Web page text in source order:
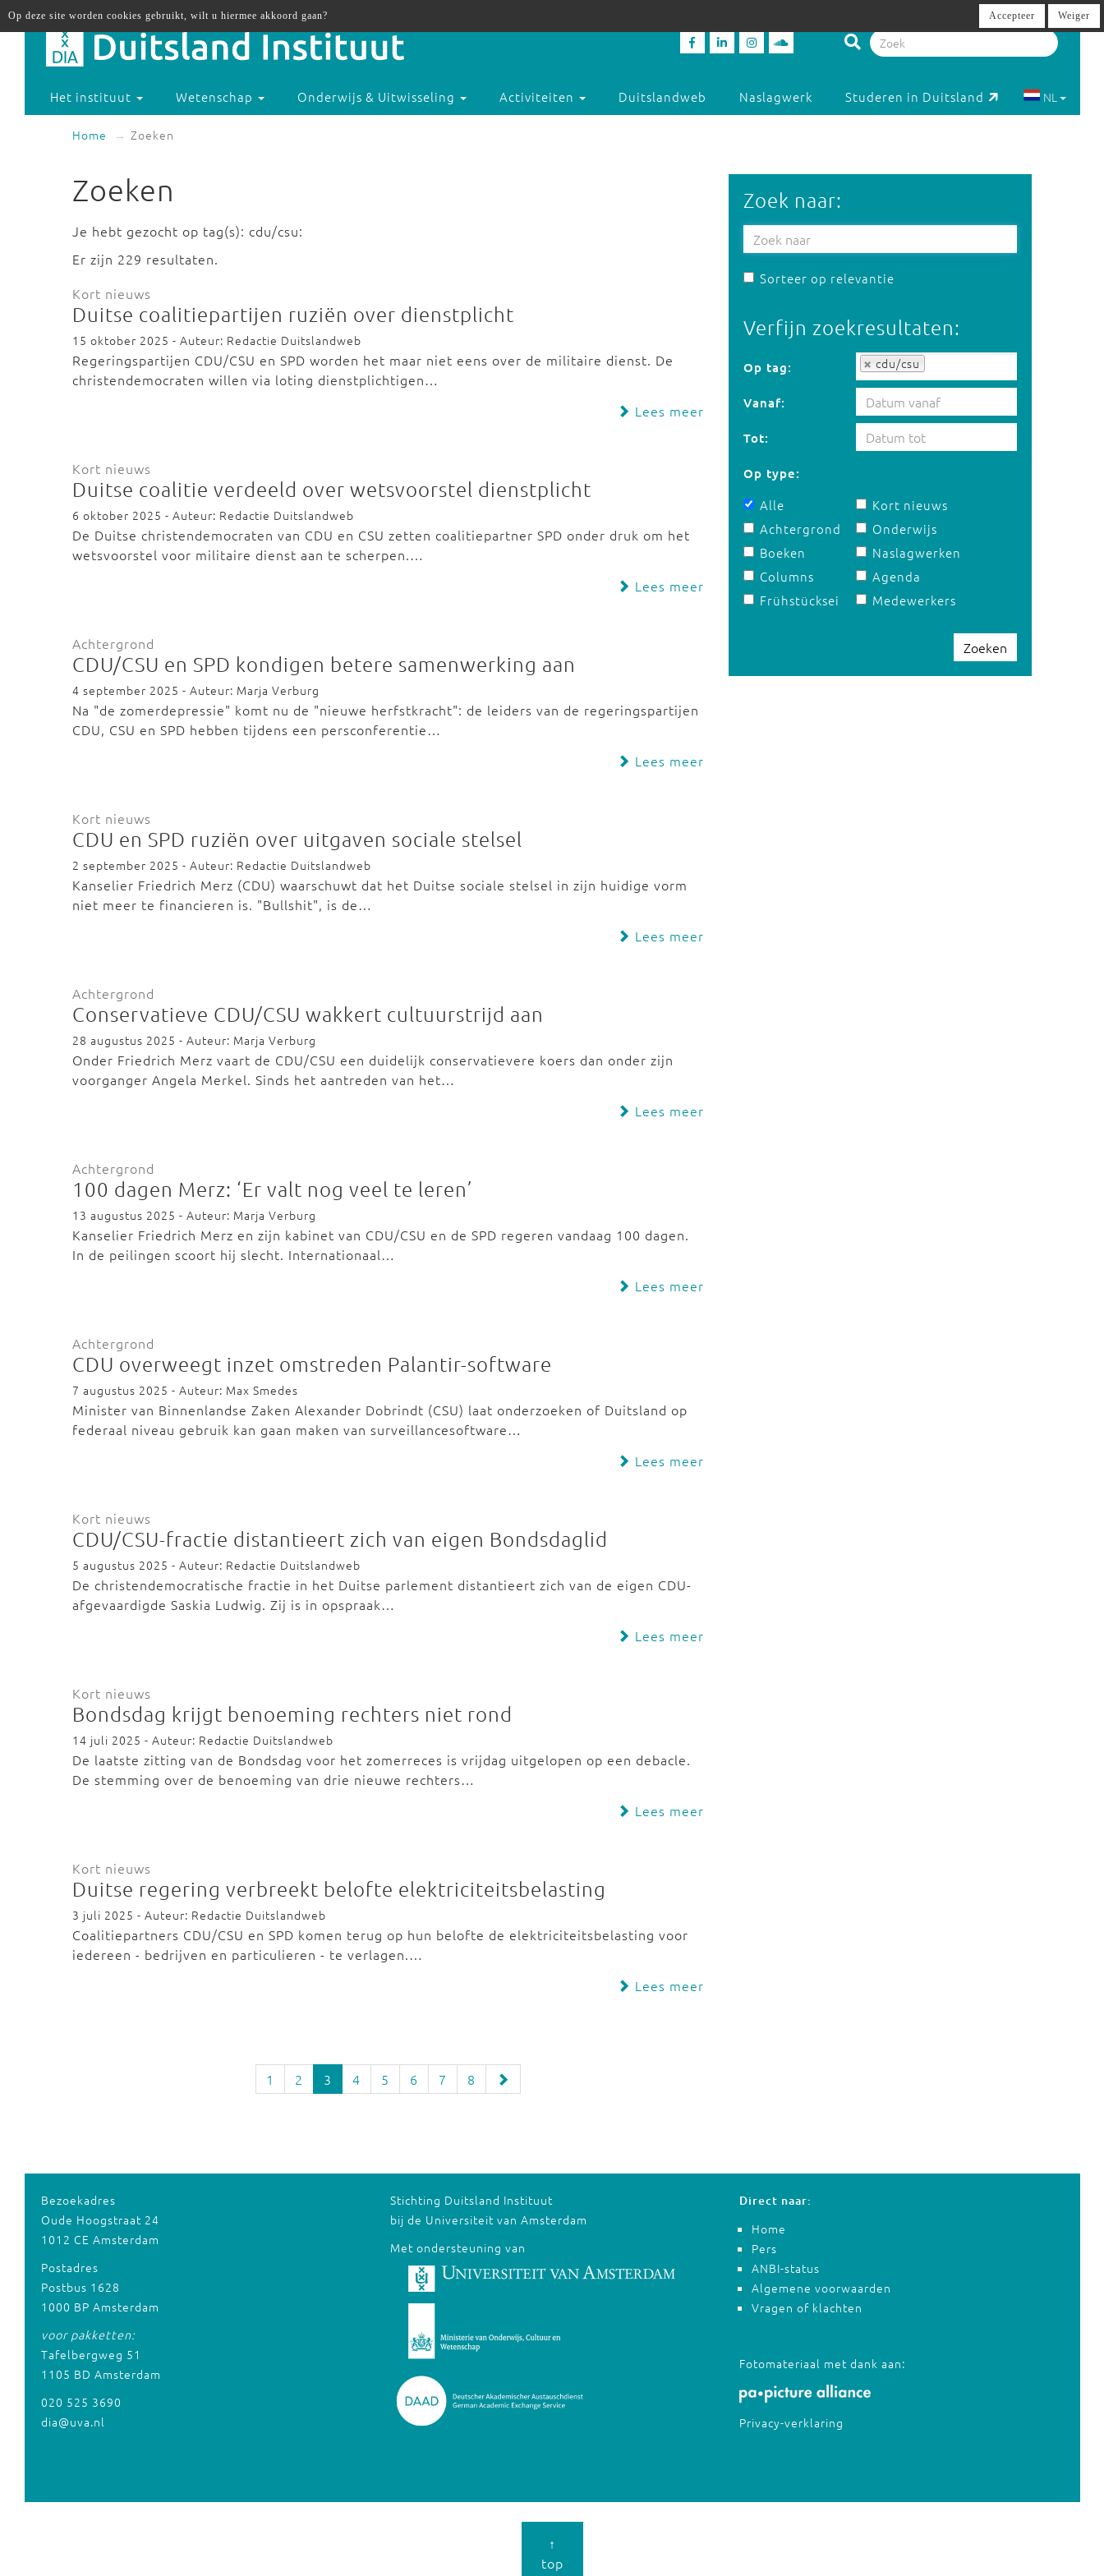
Het instituut Wetenschap Onderwijs & Uitwisseling Activiteiten Duitslandweb Naslagwerk Studeren in Duitsland NL
Home Zoeken
Zoeken
Je hebt gezocht op tag(s): cdu/csu:
Er zijn 229 resultaten.
Kort nieuws
Duitse coalitiepartijen ruziën over dienstplicht
15 oktober 2025 - Auteur: Redactie Duitslandweb
Regeringspartijen CDU/CSU en SPD worden het maar niet eens over de militaire dienst. De
christendemocraten willen via loting dienstplichtigen…
Lees meer
Kort nieuws
Duitse coalitie verdeeld over wetsvoorstel dienstplicht
6 oktober 2025 - Auteur: Redactie Duitslandweb
De Duitse christendemocraten van CDU en CSU zetten coalitiepartner SPD onder druk om het
wetsvoorstel voor militaire dienst aan te scherpen.…
Lees meer
Achtergrond
CDU/CSU en SPD kondigen betere samenwerking aan
4 september 2025 - Auteur: Marja Verburg
Na "de zomerdepressie" komt nu de "nieuwe herfstkracht": de leiders van de regeringspartijen
CDU, CSU en SPD hebben tijdens een persconferentie…
Lees meer
Kort nieuws
CDU en SPD ruziën over uitgaven sociale stelsel
2 september 2025 - Auteur: Redactie Duitslandweb
Kanselier Friedrich Merz (CDU) waarschuwt dat het Duitse sociale stelsel in zijn huidige vorm
niet meer te financieren is. "Bullshit", is de…
Lees meer
Achtergrond
Conservatieve CDU/CSU wakkert cultuurstrijd aan
28 augustus 2025 - Auteur: Marja Verburg
Onder Friedrich Merz vaart de CDU/CSU een duidelijk conservatievere koers dan onder zijn
voorganger Angela Merkel. Sinds het aantreden van het…
Lees meer
Achtergrond
100 dagen Merz: ‘Er valt nog veel te leren’
13 augustus 2025 - Auteur: Marja Verburg
Kanselier Friedrich Merz en zijn kabinet van CDU/CSU en de SPD regeren vandaag 100 dagen.
In de peilingen scoort hij slecht. Internationaal…
Lees meer
Achtergrond
CDU overweegt inzet omstreden Palantir-software
7 augustus 2025 - Auteur: Max Smedes
Minister van Binnenlandse Zaken Alexander Dobrindt (CSU) laat onderzoeken of Duitsland op
federaal niveau gebruik kan gaan maken van surveillancesoftware…
Lees meer
Kort nieuws
CDU/CSU-fractie distantieert zich van eigen Bondsdaglid
5 augustus 2025 - Auteur: Redactie Duitslandweb
De christendemocratische fractie in het Duitse parlement distantieert zich van de eigen CDU-
afgevaardigde Saskia Ludwig. Zij is in opspraak…
Lees meer
Kort nieuws
Bondsdag krijgt benoeming rechters niet rond
14 juli 2025 - Auteur: Redactie Duitslandweb
De laatste zitting van de Bondsdag voor het zomerreces is vrijdag uitgelopen op een debacle.
De stemming over de benoeming van drie nieuwe rechters…
Lees meer
Kort nieuws
Duitse regering verbreekt belofte elektriciteitsbelasting
3 juli 2025 - Auteur: Redactie Duitslandweb
Coalitiepartners CDU/CSU en SPD komen terug op hun belofte de elektriciteitsbelasting voor
iedereen - bedrijven en particulieren - te verlagen.…
Lees meer
1 2 3 4 5 6 7 8
Zoek naar:
Sorteer op relevantie
Verfijn zoekresultaten:
Op tag: cdu/csu
Op tag:
Vanaf:
Tot:
Op type:
Alle
Achtergrond
Boeken
Columns
Frühstücksei
Kort nieuws
Onderwijs
Naslagwerken
Agenda
Medewerkers
Zoeken
Bezoekadres
Oude Hoogstraat 24
1012 CE Amsterdam
Postadres
Postbus 1628
1000 BP Amsterdam
voor pakketten:
Tafelbergweg 51
1105 BD Amsterdam
020 525 3690
dia@uva.nl
Stichting Duitsland Instituut
bij de Universiteit van Amsterdam
Met ondersteuning van
Direct naar:
Home
Pers
ANBI-status
Algemene voorwaarden
Vragen of klachten
Fotomateriaal met dank aan:
Privacy-verklaring
↑
top
Op deze site worden cookies gebruikt, wilt u hiermee akkoord gaan? Accepteer Weiger